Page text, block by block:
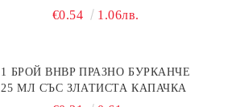
€0.54 1.06лв.
1 БРОЙ BHBP ПРАЗНО БУРКАНЧЕ
25 МЛ СЪС ЗЛАТИСТА КАПАЧКА